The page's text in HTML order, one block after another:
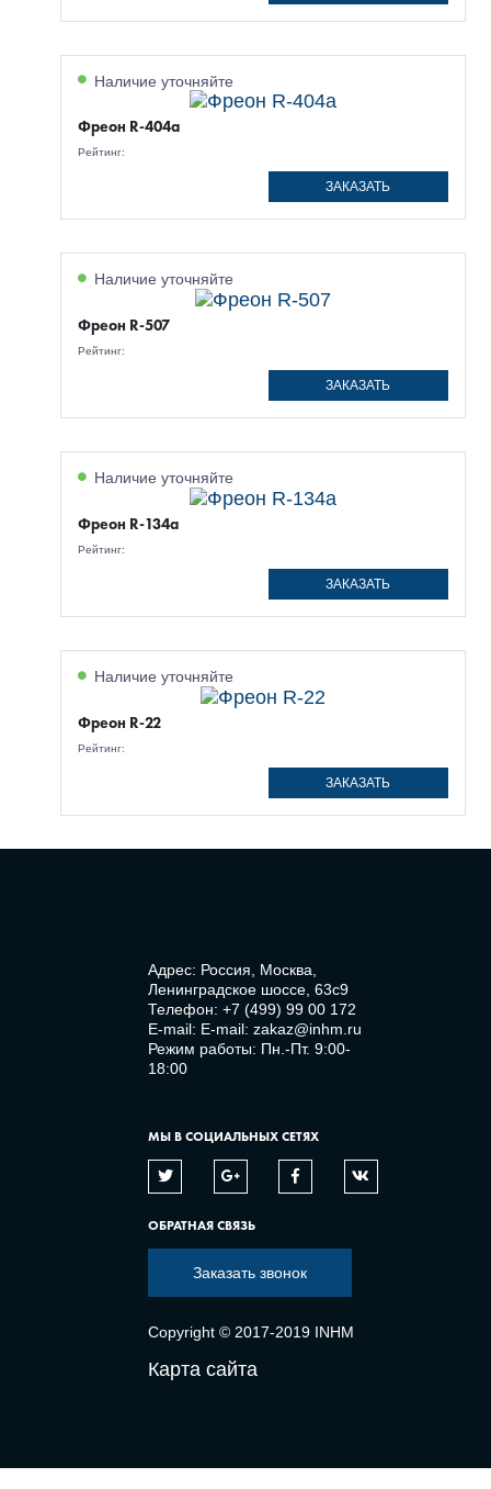
Наличие уточняйте
Фреон R-404a
Рейтинг:
ЗАКАЗАТЬ
Наличие уточняйте
Фреон R-507
Рейтинг:
ЗАКАЗАТЬ
Наличие уточняйте
Фреон R-134a
Рейтинг:
ЗАКАЗАТЬ
Наличие уточняйте
Фреон R-22
Рейтинг:
ЗАКАЗАТЬ
Адрес: Россия, Москва,
Ленинградское шоссе, 63с9
Телефон: +7 (499) 99 00 172
E-mail: E-mail: zakaz@inhm.ru
Режим работы: Пн.-Пт. 9:00-
18:00
МЫ В СОЦИАЛЬНЫХ СЕТЯХ
ОБРАТНАЯ СВЯЗЬ
Заказать звонок
Copyright © 2017-2019 INHM
Карта сайта